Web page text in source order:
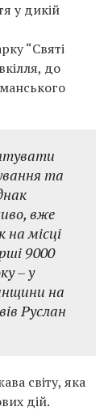
у дикій
“Святі
до
та
вже
на місці
9000
– у
на
Руслан
світу, яка
дій.